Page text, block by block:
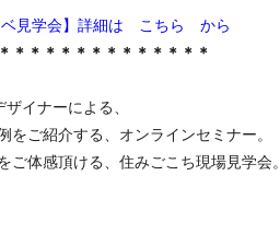
ベ見学会】詳細は こちら から
＊＊＊＊＊＊＊＊＊＊＊＊＊
イナーによる、
をご紹介する、オンラインセミナー。
ご体感頂ける、住みごこち現場見学会。